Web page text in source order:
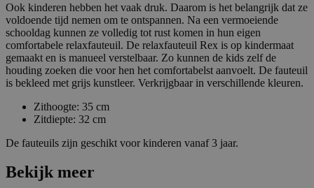
Ook kinderen hebben het vaak druk. Daarom is het belangrijk dat ze
voldoende tijd nemen om te ontspannen. Na een vermoeiende
schooldag kunnen ze volledig tot rust komen in hun eigen
comfortabele relaxfauteuil. De relaxfauteuil Rex is op kindermaat
gemaakt en is manueel verstelbaar. Zo kunnen de kids zelf de
houding zoeken die voor hen het comfortabelst aanvoelt. De fauteuil
is bekleed met grijs kunstleer. Verkrijgbaar in verschillende kleuren.
Zithoogte: 35 cm
Zitdiepte: 32 cm
De fauteuils zijn geschikt voor kinderen vanaf 3 jaar.
Bekijk meer